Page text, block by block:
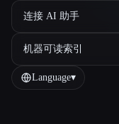
连接 AI 助手
机器可读索引
Language▾